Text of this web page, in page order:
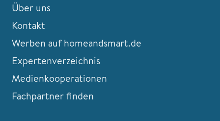
Über uns
Kontakt
Werben auf homeandsmart.de
Expertenverzeichnis
Medienkooperationen
Fachpartner finden